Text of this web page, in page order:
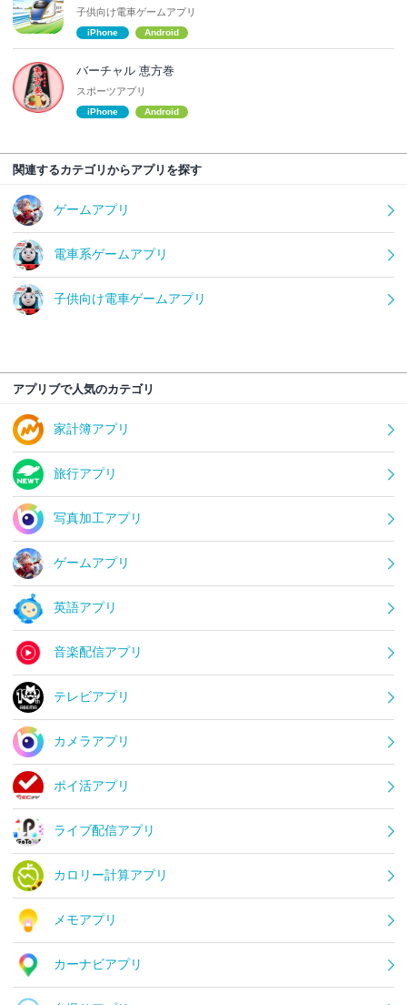
子供向け電車ゲームアプリ
iPhone Android
バーチャル 恵方巻
スポーツアプリ
iPhone Android
関連するカテゴリからアプリを探す
ゲームアプリ
電車系ゲームアプリ
子供向け電車ゲームアプリ
アプリブで人気のカテゴリ
家計簿アプリ
旅行アプリ
写真加工アプリ
ゲームアプリ
英語アプリ
音楽配信アプリ
テレビアプリ
カメラアプリ
ポイ活アプリ
ライブ配信アプリ
カロリー計算アプリ
メモアプリ
カーナビアプリ